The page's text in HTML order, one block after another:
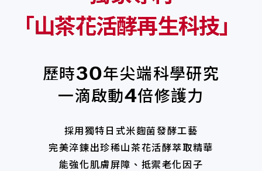
「 山茶花活酵再生科技」
歷時30年尖端科學研究
一滴啟動4倍修護力
採用獨特日式米麴菌發酵工藝
完美淬鍊出珍稀山茶花活酵萃取精華
能強化肌膚屏障、抵禦老化因子